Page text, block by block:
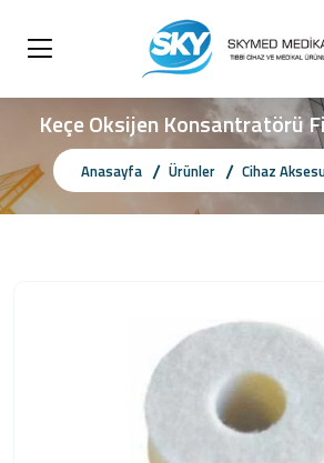
Keçe Oksijen Konsantratörü
Anasayfa Ürünler Cihaz